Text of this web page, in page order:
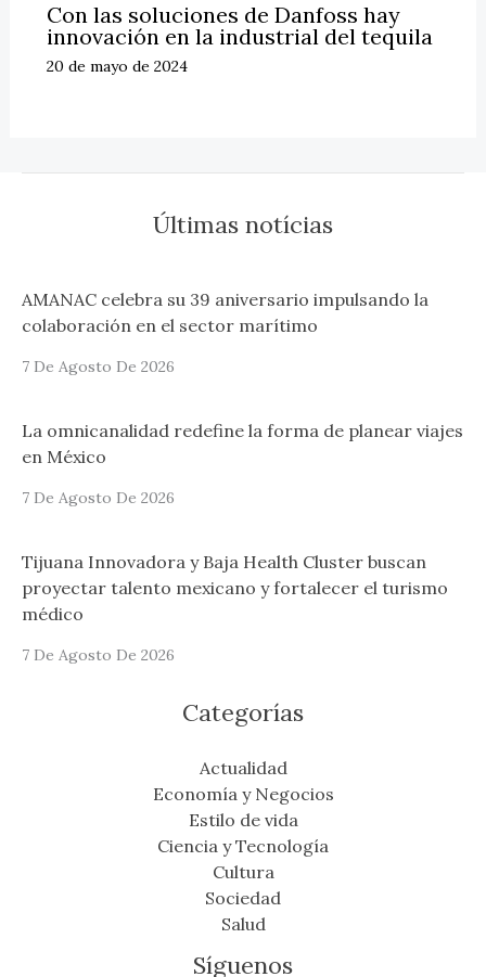
Con las soluciones de Danfoss hay
innovación en la industrial del tequila
20 de mayo de 2024
Últimas notícias
AMANAC celebra su 39 aniversario impulsando la
colaboración en el sector marítimo
7 De Agosto De 2026
La omnicanalidad redefine la forma de planear viajes
en México
7 De Agosto De 2026
Tijuana Innovadora y Baja Health Cluster buscan
proyectar talento mexicano y fortalecer el turismo
médico
7 De Agosto De 2026
Categorías
Actualidad
Economía y Negocios
Estilo de vida
Ciencia y Tecnología
Cultura
Sociedad
Salud
Síguenos